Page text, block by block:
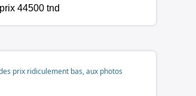
44500 tnd
prix ridiculement bas, aux photos